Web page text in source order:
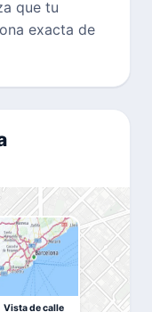
que tu
exacta de
Vista de calle